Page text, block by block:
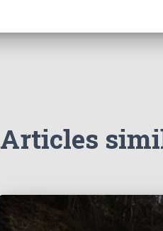
Articles